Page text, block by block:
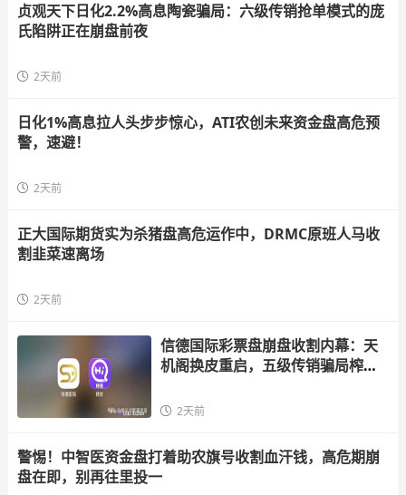
贞观天下日化2.2%高息陶瓷骗局：六级传销抢单模式的庞
氏陷阱正在崩盘前夜
2天前
日化1%高息拉人头步步惊心，ATI农创未来资金盘高危预
警，速避！
2天前
正大国际期货实为杀猪盘高危运作中，DRMC原班人马收
割韭菜速离场
2天前
信德国际彩票盘崩盘收割内幕：天
机阁换皮重启，五级传销骗局榨干
2天前
警惕！中智医资金盘打着助农旗号收割血汗钱，高危期崩
盘在即，别再往里投一